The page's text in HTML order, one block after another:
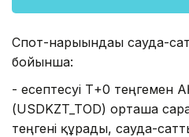
Спот-нарығындағы сауда-
бойынша:
- есептесуі Т+0
(USDKZT_TOD) орташа
теңгені құрады, сауда-